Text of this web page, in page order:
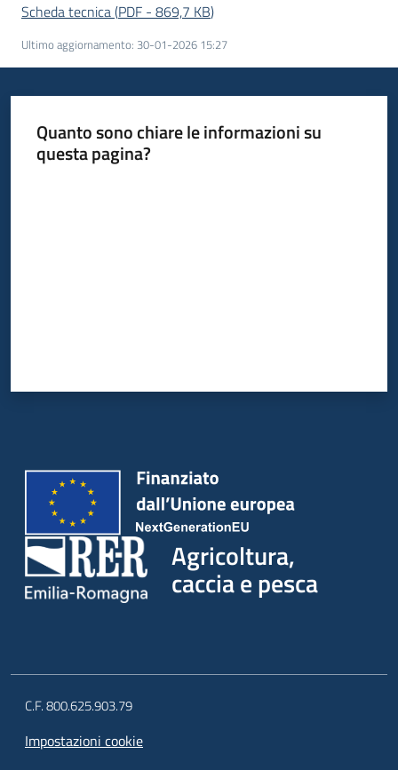
Scheda tecnica(PDF - 869,7 KB)
Ultimo aggiornamento: 30-01-2026 15:27
Quanto sono chiare le informazioni su
questa pagina?
Agricoltura,
caccia e pesca
C.F. 800.625.903.79
Impostazioni cookie